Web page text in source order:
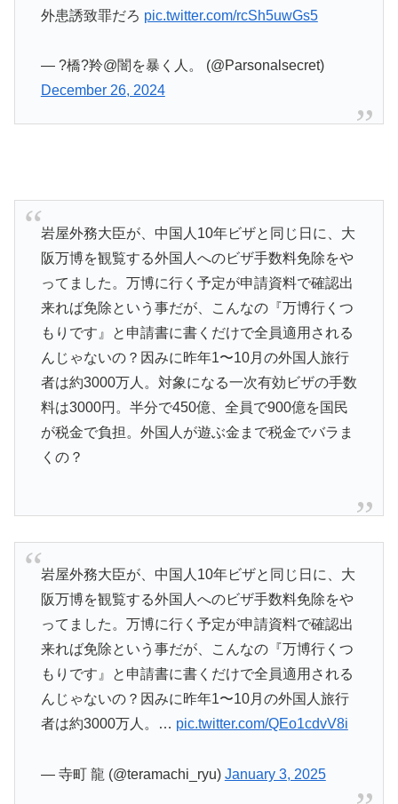
外患誘致罪だろ pic.twitter.com/rcSh5uwGs5
— ?橋?羚@闇を暴く人。 (@Parsonalsecret)
December 26, 2024
岩屋外務大臣が、中国人10年ビザと同じ日に、大
阪万博を観覧する外国人へのビザ手数料免除をや
ってました。万博に行く予定が申請資料で確認出
来れば免除という事だが、こんなの『万博行くつ
もりです』と申請書に書くだけで全員適用される
んじゃないの？因みに昨年1〜10月の外国人旅行
者は約3000万人。対象になる一次有効ビザの手数
料は3000円。半分で450億、全員で900億を国民
が税金で負担。外国人が遊ぶ金まで税金でバラま
くの？
岩屋外務大臣が、中国人10年ビザと同じ日に、大
阪万博を観覧する外国人へのビザ手数料免除をや
ってました。万博に行く予定が申請資料で確認出
来れば免除という事だが、こんなの『万博行くつ
もりです』と申請書に書くだけで全員適用される
んじゃないの？因みに昨年1〜10月の外国人旅行
者は約3000万人。… pic.twitter.com/QEo1cdvV8i
— 寺町 龍 (@teramachi_ryu) January 3, 2025